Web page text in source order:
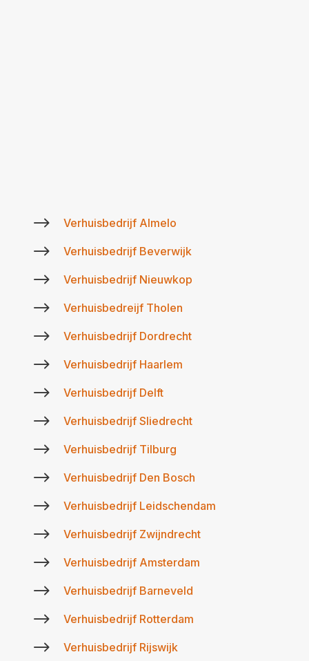
$ Verhuisbedrijf Almelo
$ Verhuisbedrijf Beverwijk
$ Verhuisbedrijf Nieuwkop
$ Verhuisbedreijf Tholen
$ Verhuisbedrijf Dordrecht
$ Verhuisbedrijf Haarlem
$ Verhuisbedrijf Delft
$ Verhuisbedrijf Sliedrecht
$ Verhuisbedrijf Tilburg
$ Verhuisbedrijf Den Bosch
$ Verhuisbedrijf Leidschendam
$ Verhuisbedrijf Zwijndrecht
$ Verhuisbedrijf Amsterdam
$ Verhuisbedrijf Barneveld
$ Verhuisbedrijf Rotterdam
$ Verhuisbedrijf Rijswijk